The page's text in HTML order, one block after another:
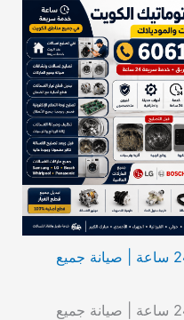
تصليح غسالات اتوماتيك الكويت 24 ساعة | صيانة جميع
تصليح غسالات اتوماتيك الكويت 24 ساعة | صيانة جميع